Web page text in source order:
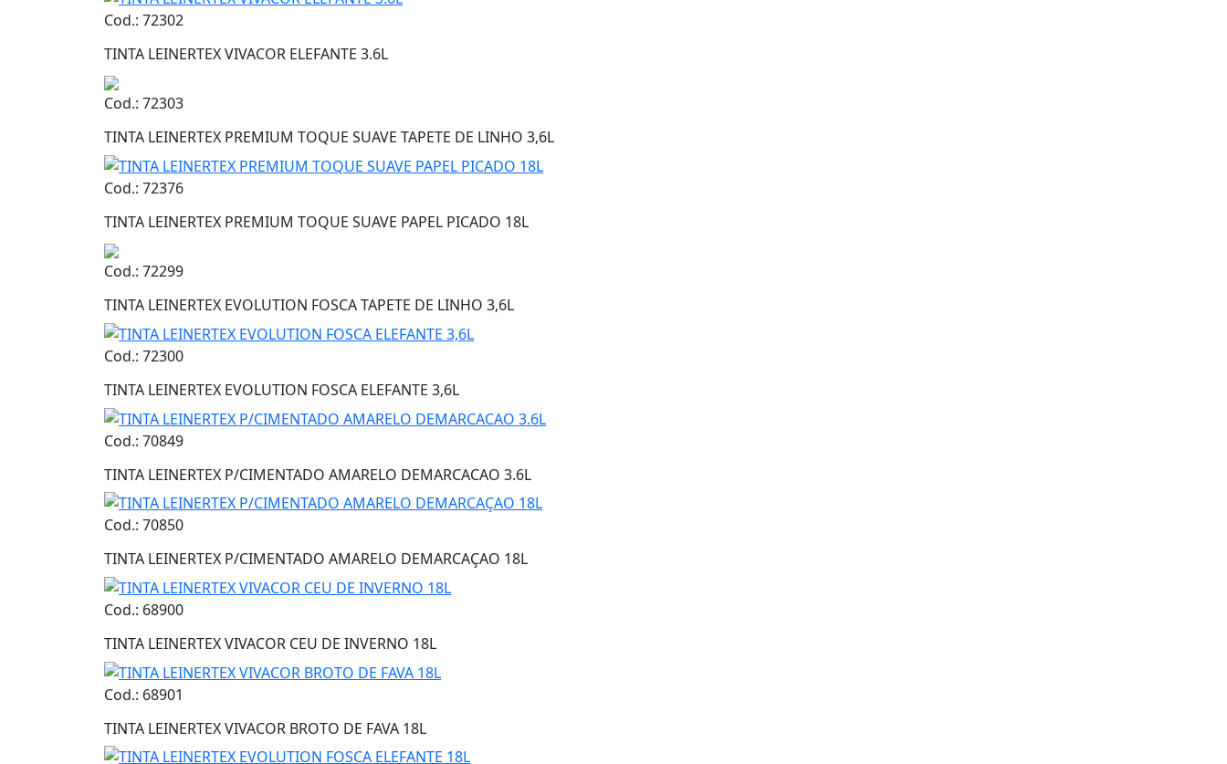
Cod.: 72302
TINTA LEINERTEX VIVACOR ELEFANTE 3.6L
Cod.: 72303
TINTA LEINERTEX PREMIUM TOQUE SUAVE TAPETE DE LINHO 3,6L
Cod.: 72376
TINTA LEINERTEX PREMIUM TOQUE SUAVE PAPEL PICADO 18L
Cod.: 72299
TINTA LEINERTEX EVOLUTION FOSCA TAPETE DE LINHO 3,6L
Cod.: 72300
TINTA LEINERTEX EVOLUTION FOSCA ELEFANTE 3,6L
Cod.: 70849
TINTA LEINERTEX P/CIMENTADO AMARELO DEMARCACAO 3.6L
Cod.: 70850
TINTA LEINERTEX P/CIMENTADO AMARELO DEMARCAÇAO 18L
Cod.: 68900
TINTA LEINERTEX VIVACOR CEU DE INVERNO 18L
Cod.: 68901
TINTA LEINERTEX VIVACOR BROTO DE FAVA 18L